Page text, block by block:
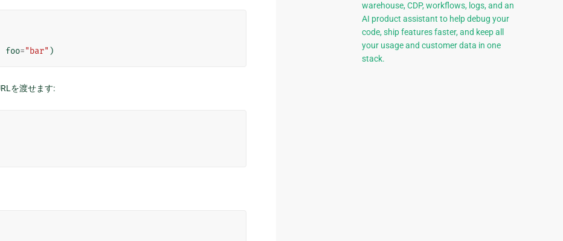
foo="bar" )
を渡せます:
warehouse, CDP, workflows, logs, and an
AI product assistant to help debug your
code, ship features faster, and keep all
your usage and customer data in one
stack.